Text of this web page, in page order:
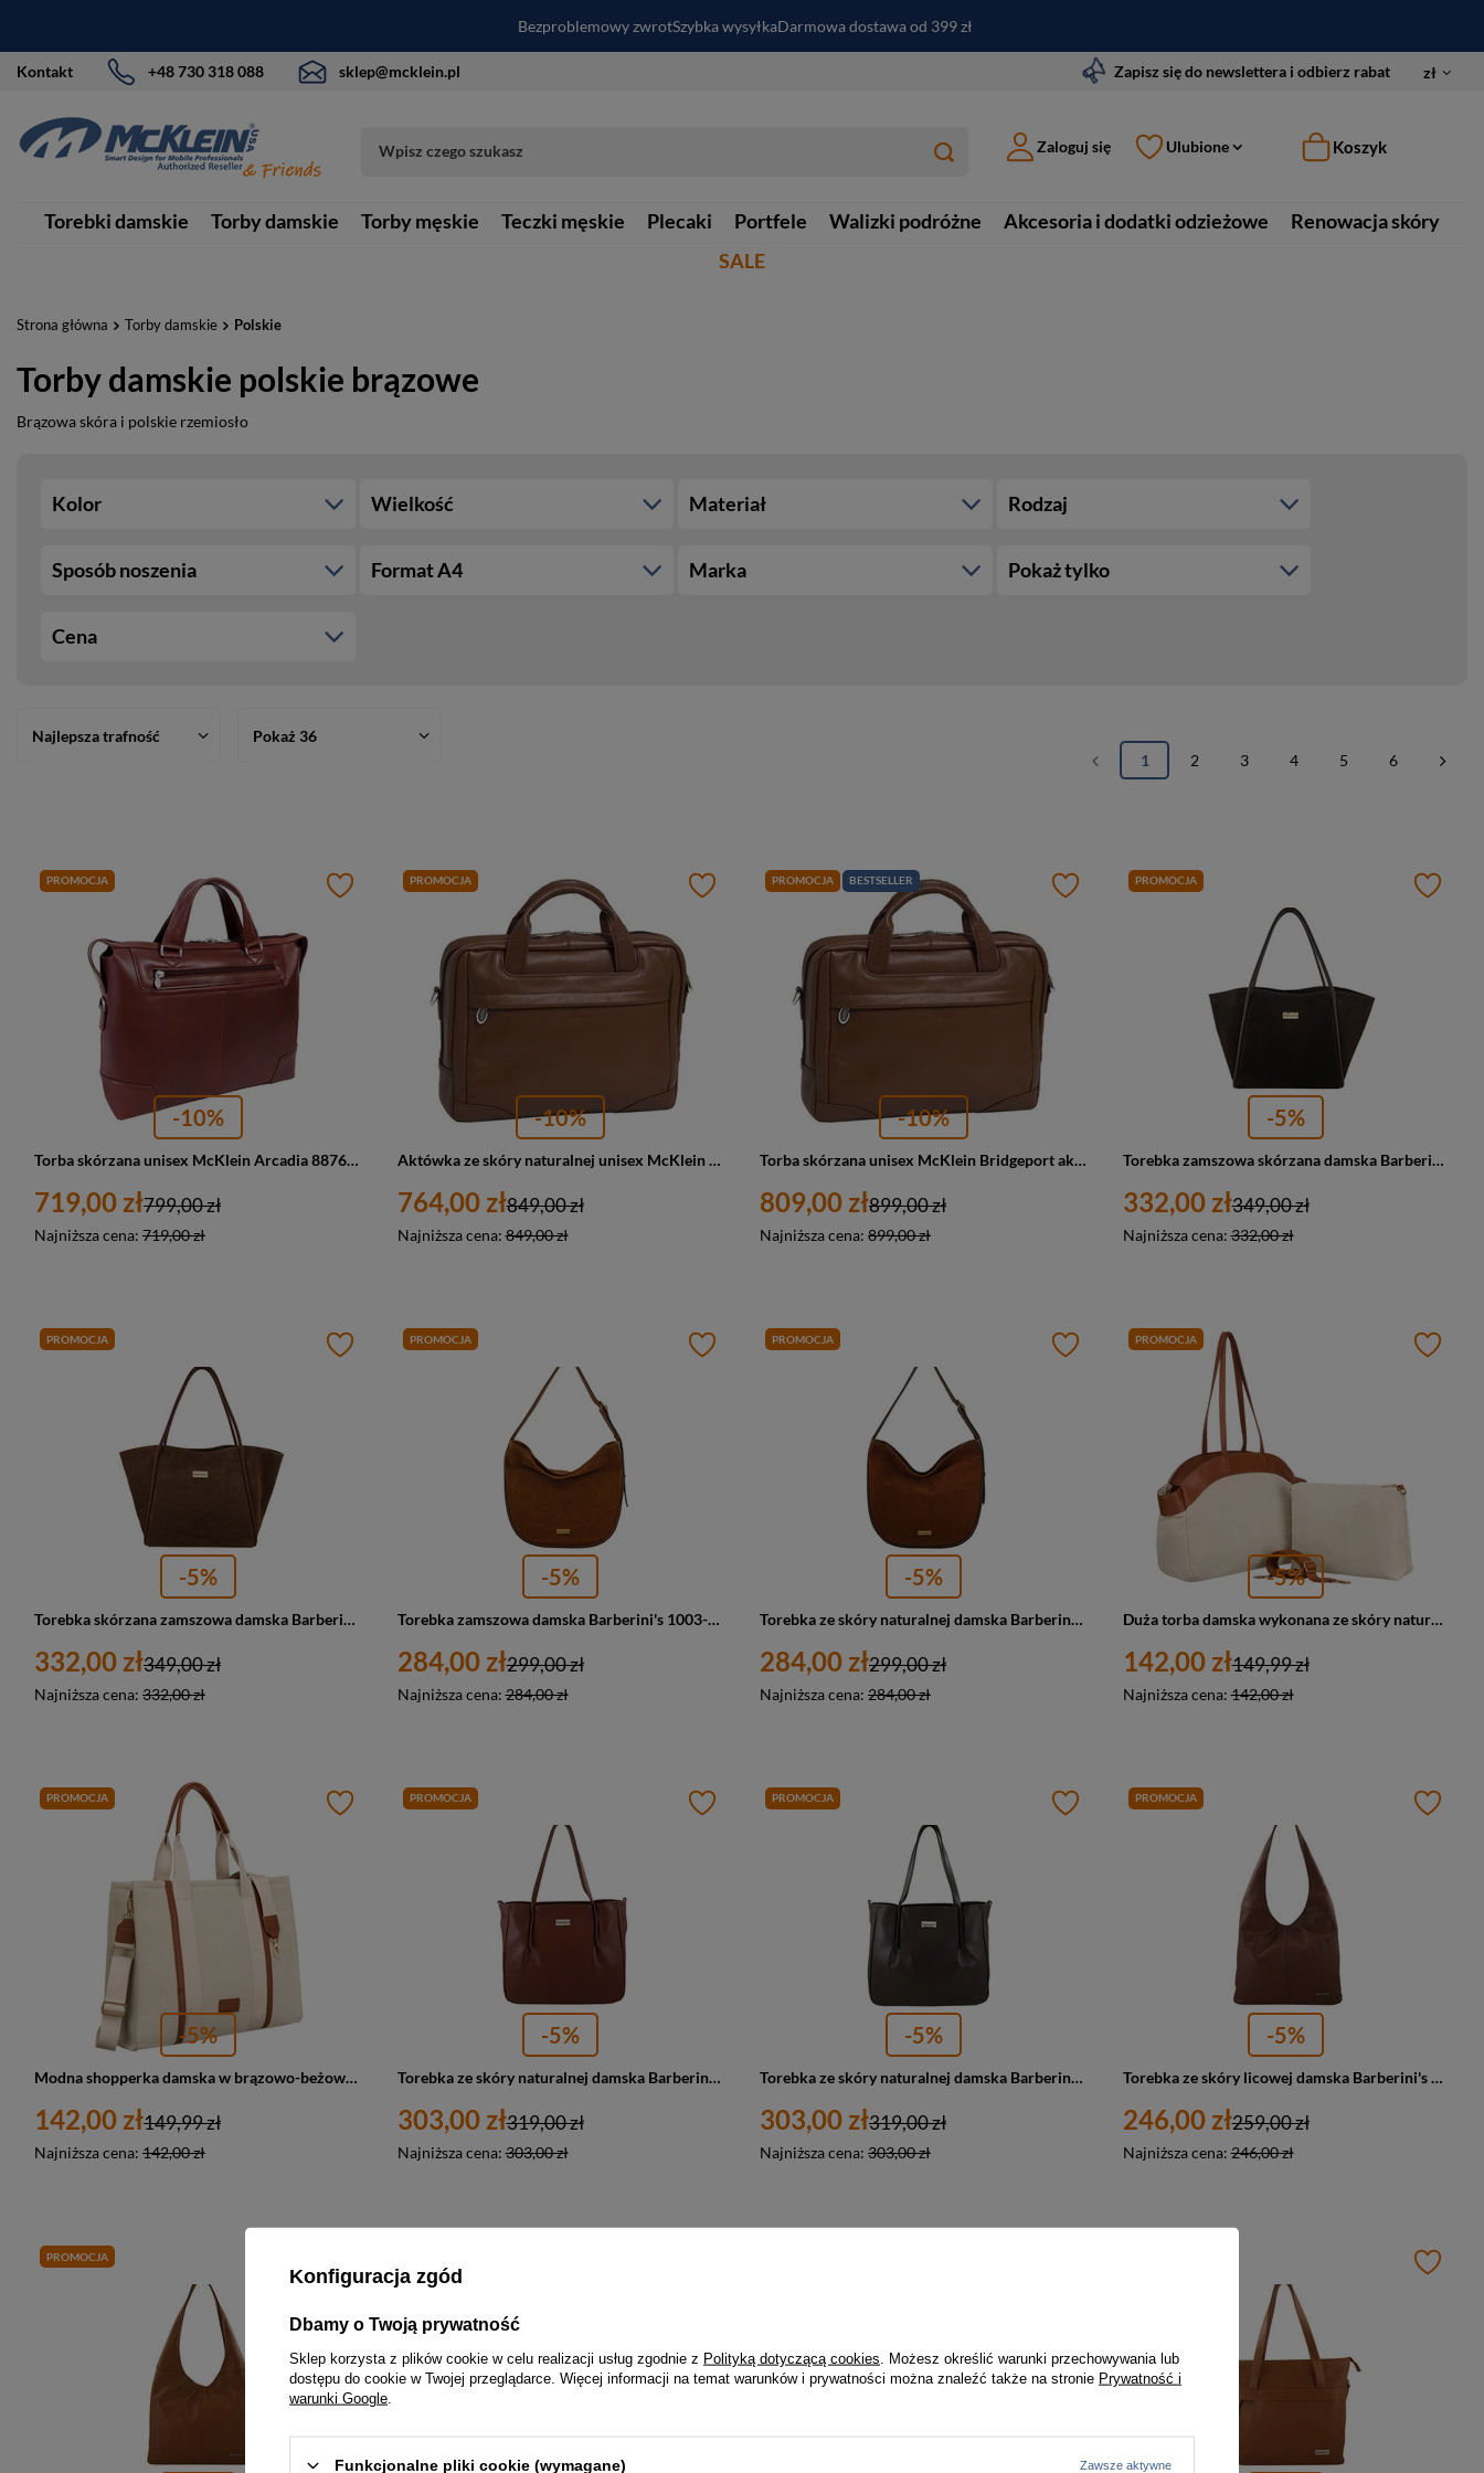
Bezproblemowy zwrotSzybka wysyłkaDarmowa dostawa od 399 zł
Kontakt +48 730 318 088 sklep@mcklein.pl Zapisz się do newslettera i odbierz rabat zł
Zaloguj się Ulubione Koszyk
Torebki damskie Torby damskie Torby męskie Teczki męskie Plecaki Portfele Walizki podróżne Akcesoria i dodatki odzieżowe
Renowacja skóry
SALE
Strona główna Torby damskie Polskie
Torby damskie polskie brązowe
Brązowa skóra i polskie rzemiosło
Kolor Wielkość Materiał Rodzaj
Sposób noszenia Format A4 Marka Pokaż tylko
Cena
Najlepsza trafność
Pokaż 36
1
2 3 4 5 6
PROMOCJA
-10%
Torba skórzana unisex McKlein Arcadia 88764 aktówka na laptopa 17 A4 brązowa
719,00 zł
Najniższa cena: 719,00 zł
799,00 zł
PROMOCJA
-10%
Aktówka ze skóry naturalnej unisex McKlein Bronzeville torba na laptopa 15 A4 brązowa
764,00 zł
Najniższa cena:849,00 zł
849,00 zł
PROMOCJA BESTSELLER
-10%
Torba skórzana unisex McKlein Bridgeport aktówka na laptopa 17 A4 brązowa
809,00 zł
Najniższa cena: 899,00 zł
899,00 zł
PROMOCJA
-5%
Torebka zamszowa skórzana damska Barberini's 1008-11 shopper A4 ciemnobrązowa
332,00 zł
Najniższa cena:332,00 zł
349,00 zł
PROMOCJA
-5%
Torebka skórzana zamszowa damska Barberini's 1008-6 shopper A4 brązowa
332,00 zł
Najniższa cena: 332,00 zł
349,00 zł
PROMOCJA
-5%
Torebka zamszowa damska Barberini's 1003-12 worek A4 jasnobrązowa
284,00 zł
Najniższa cena:284,00 zł
299,00 zł
PROMOCJA
-5%
Torebka ze skóry naturalnej damska Barberini's 1003-6 worek A4 brązowa
284,00 zł
Najniższa cena: 284,00 zł
299,00 zł
PROMOCJA
-5%
Duża torba damska wykonana ze skóry naturalnej i włókna poliamidowego w beżowo-brązowym kolorze - Peterson
142,00 zł
Najniższa cena:142,00 zł
149,99 zł
PROMOCJA
-5%
Modna shopperka damska w brązowo-beżowym kolorze z regulowanym paskiem w zestawie - Peterson
142,00 zł
Najniższa cena: 142,00 zł
149,99 zł
PROMOCJA
-5%
Torebka ze skóry naturalnej damska Barberini's 995-6 shopper A4 brązowa
303,00 zł
Najniższa cena:303,00 zł
319,00 zł
PROMOCJA
-5%
Torebka ze skóry naturalnej damska Barberini's 995-11 shopper A4 ciemnobrązowa
303,00 zł
Najniższa cena: 303,00 zł
319,00 zł
PROMOCJA
-5%
Torebka ze skóry licowej damska Barberini's 994-6 worek średnia brązowa
246,00 zł
Najniższa cena:246,00 zł
259,00 zł
PROMOCJA
Konfiguracja zgód
Dbamy o Twoją prywatność
Sklep korzysta z plików cookie w celu realizacji usług zgodnie z Polityką dotyczącą cookies . Możesz określić warunki przechowywania lub
dostępu do cookie w Twojej przeglądarce. Więcej informacji na temat warunków i prywatności można znaleźć także na stronie Prywatność i
warunki Google
Funkcjonalne pliki cookie (wymagane) Zawsze aktywne